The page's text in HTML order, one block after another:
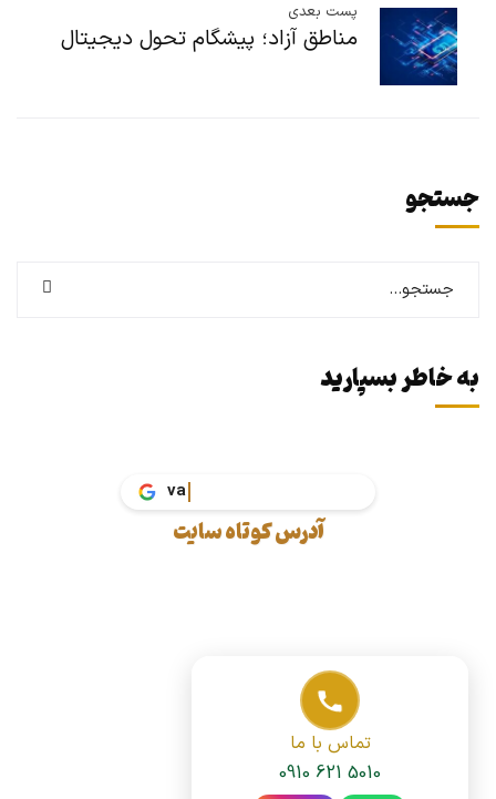
پست بعدی
مناطق آزاد؛ پیشگام تحول دیجیتال
جستجو
به خاطر بسپارید
vakil.tax
آدرس کوتاه سایت
تماس با ما
0910 621 5010